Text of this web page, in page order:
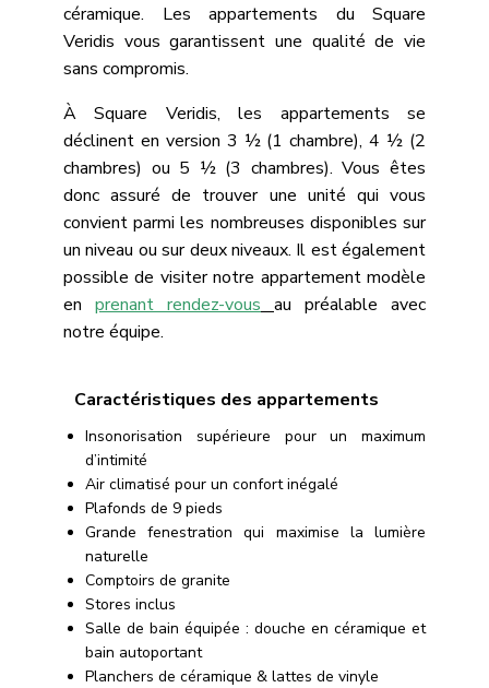
céramique. Les appartements du Square
Veridis vous garantissent une qualité de vie
sans compromis.
À Square Veridis, les appartements se
déclinent en version 3 ½ (1 chambre), 4 ½ (2
chambres) ou 5 ½ (3 chambres). Vous êtes
donc assuré de trouver une unité qui vous
convient parmi les nombreuses disponibles sur
un niveau ou sur deux niveaux. Il est également
possible de visiter notre appartement modèle
en prenant rendez-vous au préalable avec
notre équipe.
Caractéristiques des appartements
Insonorisation supérieure pour un maximum
d’intimité
Air climatisé pour un confort inégalé
Plafonds de 9 pieds
Grande fenestration qui maximise la lumière
naturelle
Comptoirs de granite
Stores inclus
Salle de bain équipée : douche en céramique et
bain autoportant
Planchers de céramique & lattes de vinyle